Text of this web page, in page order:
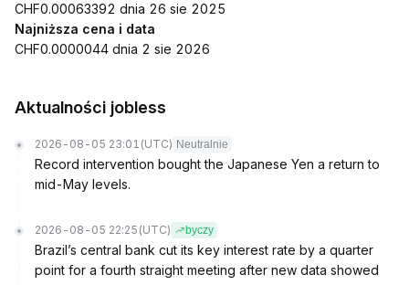
CHF0.00063392 dnia 26 sie 2025
Najniższa cena i data
CHF0.0000044 dnia 2 sie 2026
Aktualności jobless
2026-08-05 23:01 (UTC) Neutralnie
Record intervention bought the Japanese Yen a return to
mid-May levels.
2026-08-05 22:25 (UTC) byczy
Brazil’s central bank cut its key interest rate by a quarter
point for a fourth straight meeting after new data showed